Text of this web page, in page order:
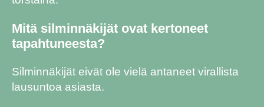
Mitä silminnäkijät ovat kertoneet
tapahtuneesta?
Silminnäkijät eivät ole vielä antaneet virallista
lausuntoa asiasta.